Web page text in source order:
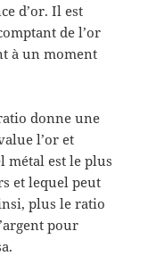
d’or. Il est
de l’or
à un moment
donne une
l’or et
métal est le plus
et lequel peut
plus le ratio
pour